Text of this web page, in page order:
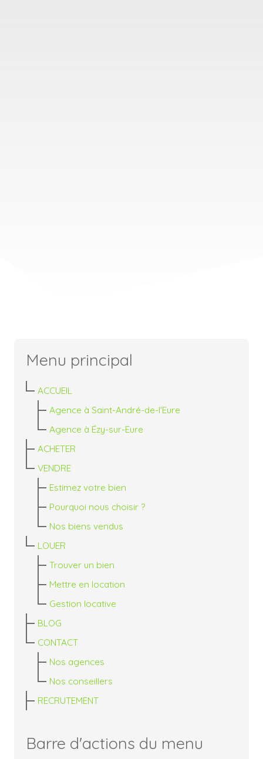
Menu principal
ACCUEIL
Agence à Saint-André-de-l'Eure
Agence à Ézy-sur-Eure
ACHETER
VENDRE
Estimez votre bien
Pourquoi nous choisir ?
Nos biens vendus
LOUER
Trouver un bien
Mettre en location
Gestion locative
BLOG
CONTACT
Nos agences
Nos conseillers
RECRUTEMENT
Barre d'actions du menu